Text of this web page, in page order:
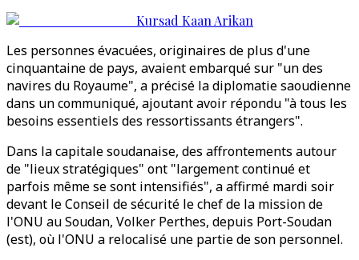
Kursad Kaan Arikan
Les personnes évacuées, originaires de plus d'une
cinquantaine de pays, avaient embarqué sur "un des
navires du Royaume", a précisé la diplomatie saoudienne
dans un communiqué, ajoutant avoir répondu "à tous les
besoins essentiels des ressortissants étrangers".
Dans la capitale soudanaise, des affrontements autour
de "lieux stratégiques" ont "largement continué et
parfois même se sont intensifiés", a affirmé mardi soir
devant le Conseil de sécurité le chef de la mission de
l'ONU au Soudan, Volker Perthes, depuis Port-Soudan
(est), où l'ONU a relocalisé une partie de son personnel.